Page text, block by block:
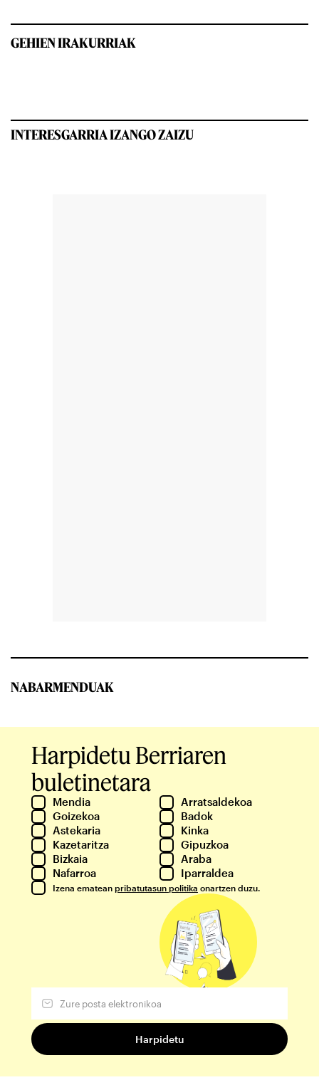
GEHIEN IRAKURRIAK
INTERESGARRIA IZANGO ZAIZU
NABARMENDUAK
Harpidetu Berriaren
buletinetara
Mendia
Arratsaldekoa
Goizekoa
Badok
Astekaria
Kinka
Kazetaritza
Gipuzkoa
Bizkaia
Araba
Nafarroa
Iparraldea
Izena ematean pribatutasun politika onartzen duzu.